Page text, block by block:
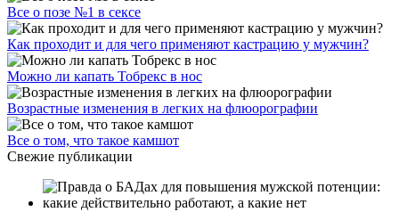
Все о позе №1 в сексе
Как проходит и для чего применяют кастрацию у мужчин?
Можно ли капать Тобрекс в нос
Возрастные изменения в легких на флюорографии
Все о том, что такое камшот
Свежие публикации